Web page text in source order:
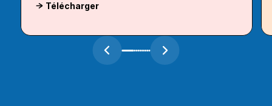
Télécharger